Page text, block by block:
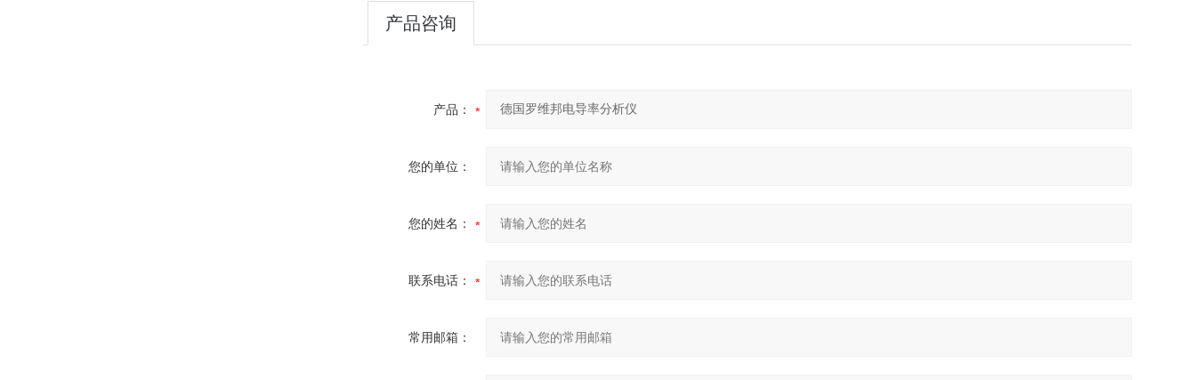
产品咨询
产品：
您的单位：
您的姓名：
联系电话：
常用邮箱：